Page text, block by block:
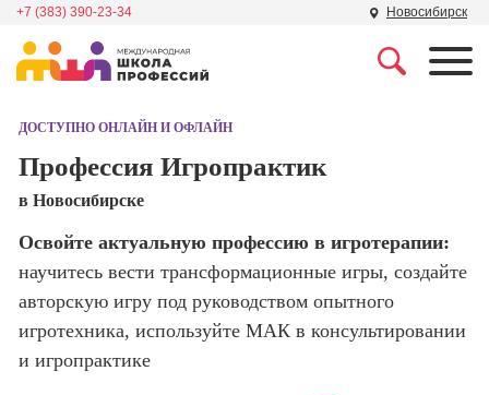
+7 (383) 390-23-34 Новосибирск
Школа дизайна
программирования
Школа психологии
Школа мастеров
продвижение
сайтов)
Профессия
Интернет-
ДОСТУПНО ОНЛАЙН И ОФЛАЙН
Профессия Игропрактик
в Новосибирске
Освойте актуальную профессию в игротерапии:
научитесь вести трансформационные игры, создайте
авторскую игру под руководством опытного
игротехника, используйте МАК в консультировании
и игропрактике